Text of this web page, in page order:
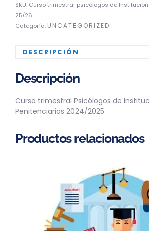
SKU: Curso trimestral psicólogos de
25/26
Categoría: UNCATEGORIZED
DESCRIPCIÓN
Descripción
Curso trimestral Psicólogos de
Penitenciarias 2024/2025
Productos relacionados